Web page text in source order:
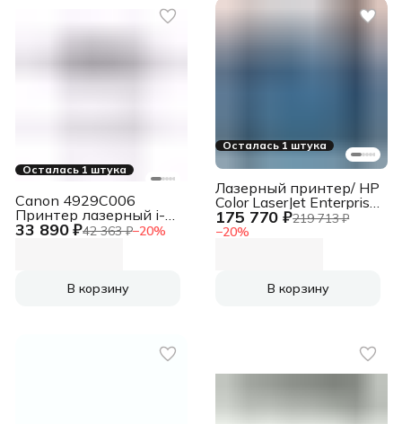
Осталась 1 штука
33 890 ₽42 363 ₽−20%
Canon 4929C006
Принтер лазерный i-
Sensys LBP722Cdw, A4,
RJ-45, NFCВ корзину
Осталась 1 штука
175 770 ₽219 713 ₽
−20%
Лазерный принтер/ HP
Color LaserJet Enterprise
6701dn
В корзину